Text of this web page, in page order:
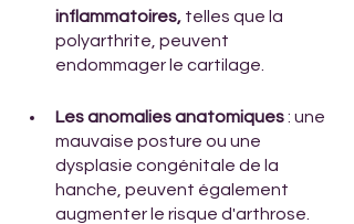
inflammatoires, telles que la
polyarthrite, peuvent
endommager le cartilage.
Les anomalies anatomiques : une
mauvaise posture ou une
dysplasie congénitale de la
hanche, peuvent également
augmenter le risque d'arthrose.